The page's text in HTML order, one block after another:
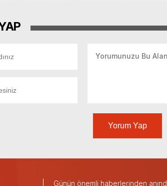
Yorum Yap
Günün önemli haberlerinden